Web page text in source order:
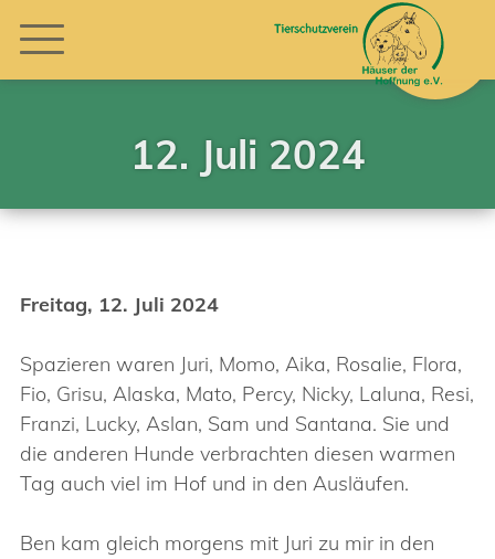
12. Juli 2024
Freitag, 12. Juli 2024
Spazieren waren Juri, Momo, Aika, Rosalie, Flora,
Fio, Grisu, Alaska, Mato, Percy, Nicky, Laluna, Resi,
Franzi, Lucky, Aslan, Sam und Santana. Sie und
die anderen Hunde verbrachten diesen warmen
Tag auch viel im Hof und in den Ausläufen.
Ben kam gleich morgens mit Juri zu mir in den